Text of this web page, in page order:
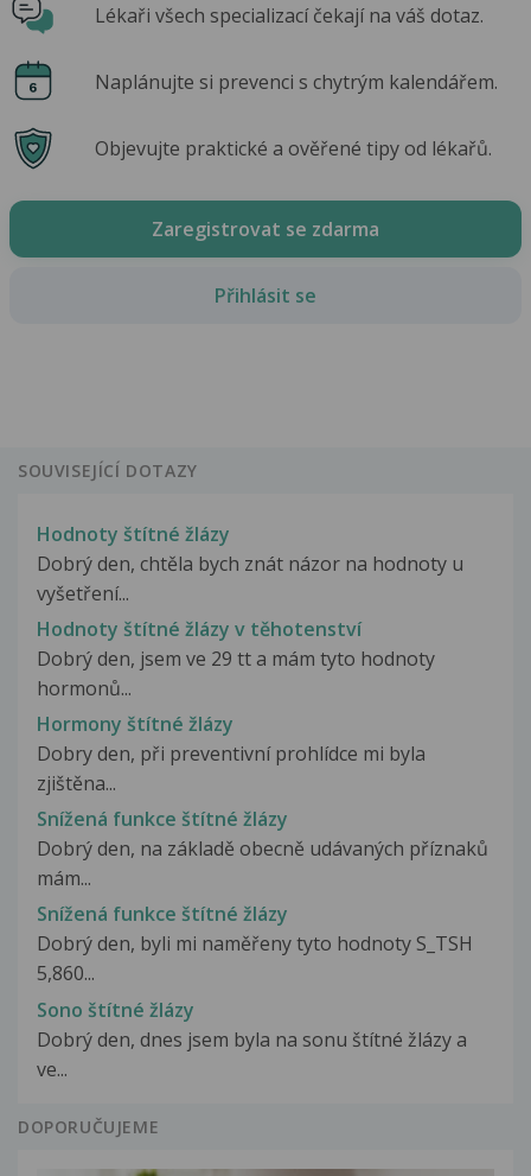
Lékaři všech specializací čekají na váš dotaz.
Naplánujte si prevenci s chytrým kalendářem.
Objevujte praktické a ověřené tipy od lékařů.
Zaregistrovat se zdarma
Přihlásit se
SOUVISEJÍCÍ DOTAZY
Hodnoty štítné žlázy
Dobrý den, chtěla bych znát názor na hodnoty u
vyšetření...
Hodnoty štítné žlázy v těhotenství
Dobrý den, jsem ve 29 tt a mám tyto hodnoty
hormonů...
Hormony štítné žlázy
Dobry den, při preventivní prohlídce mi byla
zjištěna...
Snížená funkce štítné žlázy
Dobrý den, na základě obecně udávaných příznaků
mám...
Snížená funkce štítné žlázy
Dobrý den, byli mi naměřeny tyto hodnoty S_TSH
5,860...
Sono štítné žlázy
Dobrý den, dnes jsem byla na sonu štítné žlázy a
ve...
DOPORUČUJEME